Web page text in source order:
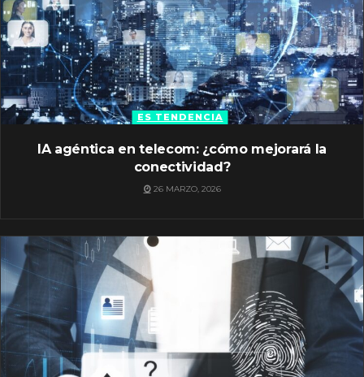
ES TENDENCIA
IA agéntica en telecom: ¿cómo mejorará la
conectividad?
26 MARZO, 2026